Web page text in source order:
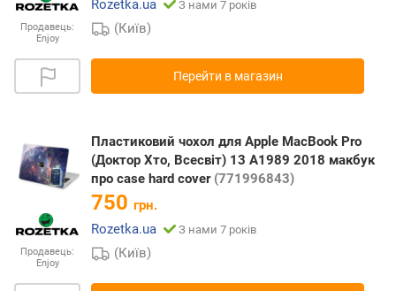
Продавець:
Enjoy
Rozetka.ua
З нами 7 років
(Київ)
Перейти в магазин
Продавець:
Enjoy
Пластиковий чохол для Apple MacBook Pro
(Доктор Хто, Всесвіт) 13 A1989 2018 макбук
про case hard cover (771996843)
750 грн.
Rozetka.ua
З нами 7 років
(Київ)